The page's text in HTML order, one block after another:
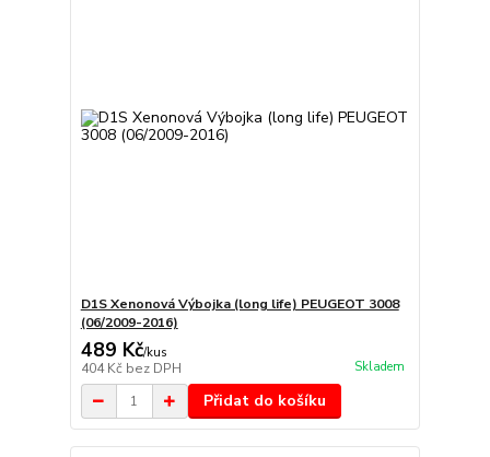
D1S Xenonová Výbojka (long life) PEUGEOT 3008
(06/2009-2016)
489 Kč/kus
404 Kč bez DPH Skladem
Přidat do košíku